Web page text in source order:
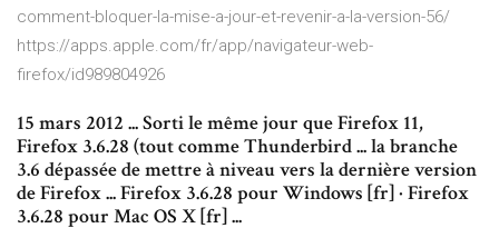
comment-bloquer-la-mise-a-jour-et-revenir-a-la-version-56/
https://apps.apple.com/fr/app/navigateur-web-
firefox/id989804926
15 mars 2012 ... Sorti le même jour que Firefox 11,
Firefox 3.6.28 (tout comme Thunderbird ... la branche
3.6 dépassée de mettre à niveau vers la dernière version
de Firefox ... Firefox 3.6.28 pour Windows [fr] · Firefox
3.6.28 pour Mac OS X [fr] ...